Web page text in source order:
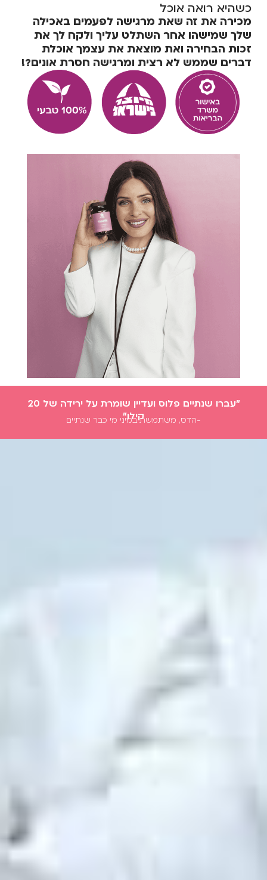
כשהיא רואה אוכל
מכירה את זה שאת מרגישה לפעמים באכילה
שלך שמישהו אחר השתלט עליך ולקח לך את
זכות הבחירה ואת מוצאת את עצמך אוכלת
דברים שממש לא רצית ומרגישה חסרת אונים?!
"עברו שנתיים פלוס ועדיין שומרת על ירידה של 20
קילו״
-הדס, משתמשת במיני מי כבר שנתיים